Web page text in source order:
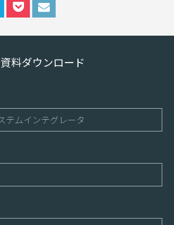
資料ダウンロード